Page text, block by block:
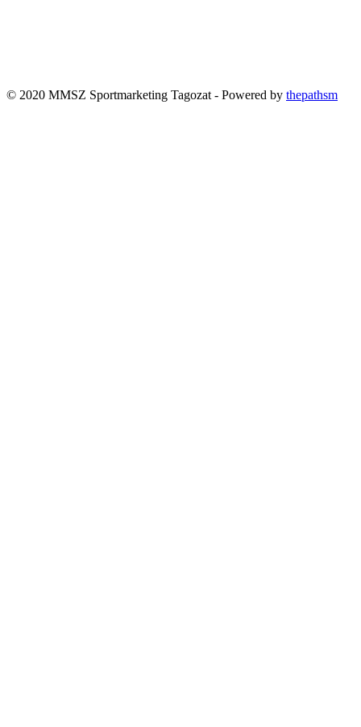
© 2020 MMSZ Sportmarketing Tagozat - Powered by thepathsm